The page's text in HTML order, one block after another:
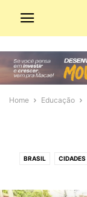
Home Educação
BRASIL CIDADES
EMPREGO